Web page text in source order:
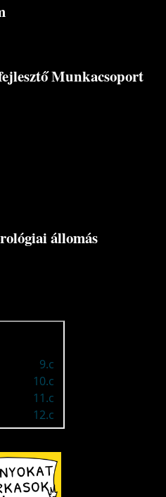
Munkacsoport
állomás